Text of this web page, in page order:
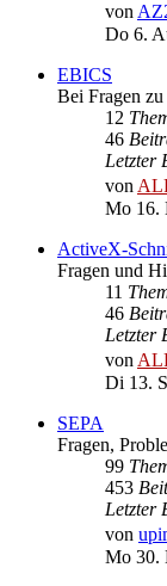
von
Do 6.
EBICS
Bei Fragen
12
46
Letzter
von
Mo 16.
ActiveX-
Fragen und
11
46
Letzter
von
Di 13.
SEPA
Fragen,
99
453
Letzter
von
Mo 30.